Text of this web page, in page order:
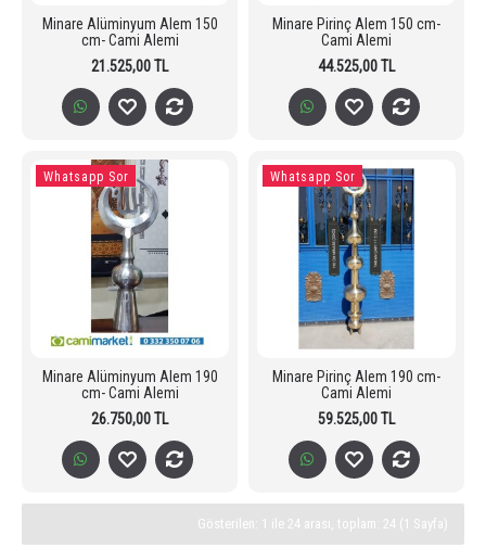
Minare Alüminyum Alem 150
cm- Cami Alemi
21.525,00 TL
Minare Pirinç Alem 150 cm-
Cami Alemi
44.525,00 TL
Whatsapp Sor
Minare Alüminyum Alem 190
cm- Cami Alemi
26.750,00 TL
Whatsapp Sor
Minare Pirinç Alem 190 cm-
Cami Alemi
59.525,00 TL
Gösterilen: 1 ile 24 arası, toplam: 24 (1 Sayfa)